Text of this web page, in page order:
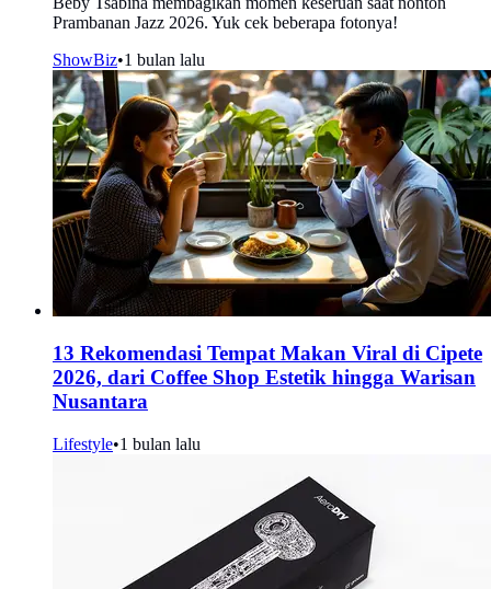
Prambanan Jazz 2026. Yuk cek beberapa fotonya!
ShowBiz•1 bulan lalu
13 Rekomendasi Tempat Makan Viral di Cipete
2026, dari Coffee Shop Estetik hingga Warisan
Nusantara
Lifestyle•1 bulan lalu